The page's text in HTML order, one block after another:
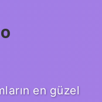
en güzel